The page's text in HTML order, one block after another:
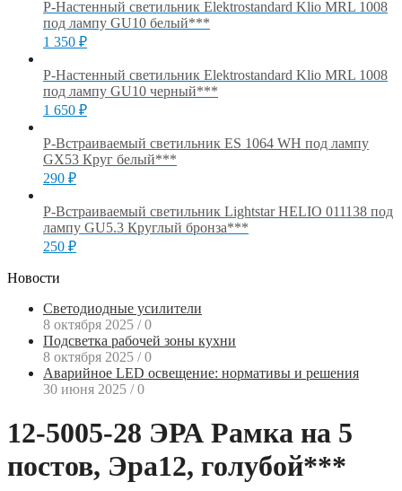
Р-Настенный светильник Elektrostandard Klio MRL 1008
под лампу GU10 белый***
1 350 ₽
Р-Настенный светильник Elektrostandard Klio MRL 1008
под лампу GU10 черный***
1 650 ₽
Р-Встраиваемый светильник ES 1064 WH под лампу
GX53 Круг белый***
290 ₽
Р-Встраиваемый светильник Lightstar HELIO 011138 под
лампу GU5.3 Круглый бронза***
250 ₽
Новости
Светодиодные усилители
8 октября 2025 /0
Подсветка рабочей зоны кухни
8 октября 2025 /0
Аварийное LED освещение: нормативы и решения
30 июня 2025 /0
12-5005-28 ЭРА Рамка на 5
постов, Эра12, голубой***